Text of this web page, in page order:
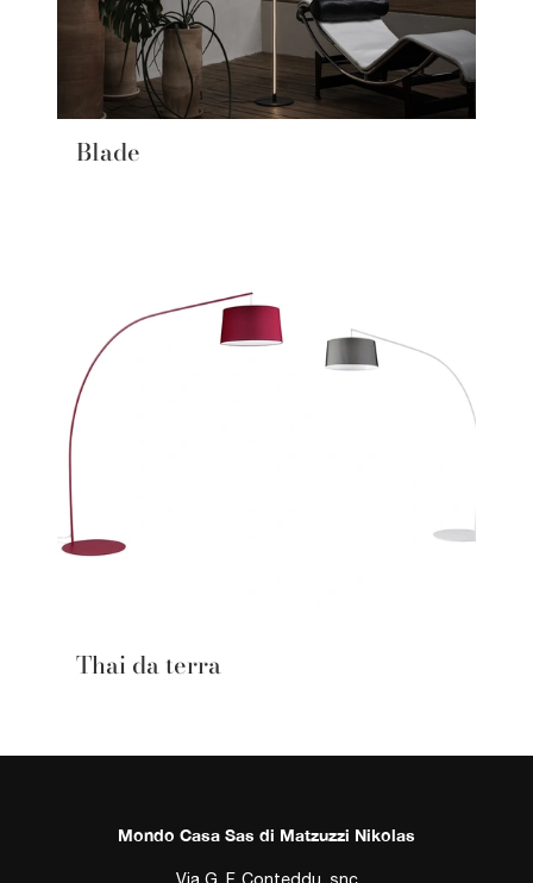
Blade
Thai da terra
Mondo Casa Sas di Matzuzzi Nikolas